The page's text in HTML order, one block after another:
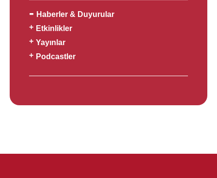
Haberler & Duyurular
Etkinlikler
Yayınlar
Podcastler